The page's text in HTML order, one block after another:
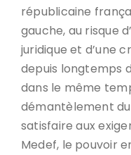
républicaine
gauche, au risque
juridique et d’une
depuis longtemps
dans le même
démantèlement
satisfaire aux
Medef, le pouvoir